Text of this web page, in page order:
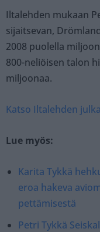
Iltalehden mukaan
sijaitsevan,
2008 puolella
800-neliöisen talon
miljoonaa.
Katso Iltalehden
Lue myös:
Karita Tykkä
eroa hakeva
pettämisestä
Petri Tykkä